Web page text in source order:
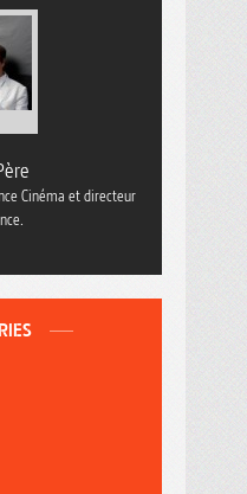
Cinéma et directeur